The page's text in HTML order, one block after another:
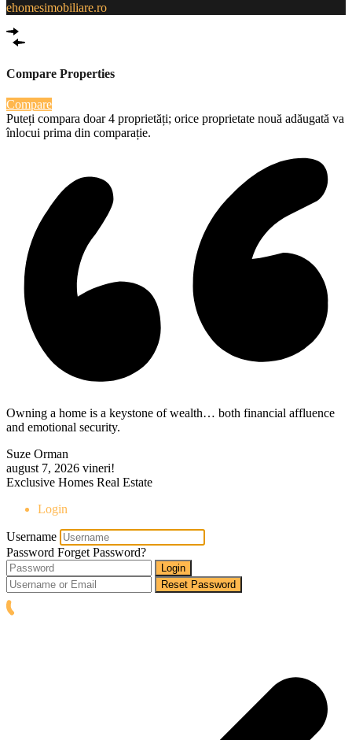
ehomesimobiliare.ro
Compare Properties
Compare
Puteți compara doar 4 proprietăți; orice proprietate nouă adăugată va
înlocui prima din comparație.
Owning a home is a keystone of wealth… both financial affluence
and emotional security.
Suze Orman
august 7, 2026 vineri!
Exclusive Homes Real Estate
Login
Username
Password Forget Password?
Login
Reset Password